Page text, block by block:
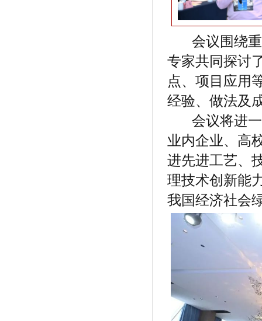
会议围绕重
专家共同探讨
点、项目应用
经验、做法及
会议将进一
业内企业、高
进先进工艺、
理技术创新能
我国经济社会